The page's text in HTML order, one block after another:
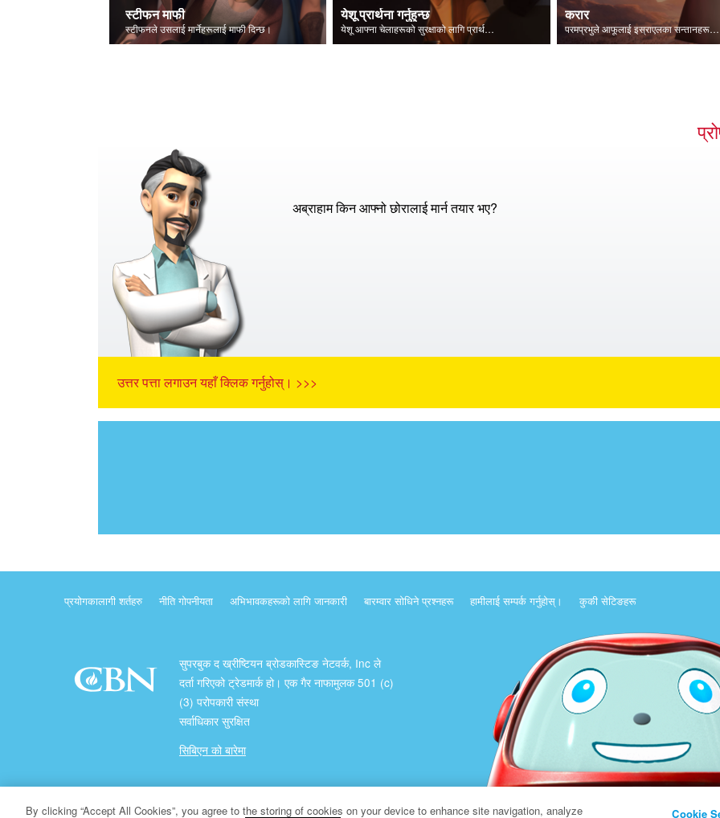
स्टीफन माफी
स्टीफनले उसलाई मार्नेहरूलाई माफी दिन्छ।
येशू प्रार्थना गर्नुहुन्छ
येशू आफ्ना चेलाहरूको सुरक्षाको लागि प्रार्थना गर्नुहुन्छ।
करार
परमप्रभुले आफूलाई इस्राएलका सन्तानहरूलाई प्रकट गर्नुहुन्छ।
अब्राहाम किन आफ्नो छोरालाई मार्न तयार भए?
उत्तर पत्ता लगाउन यहाँ क्लिक गर्नुहोस्। >>>
प्रयोगकालागी शर्तहरु नीति गोपनीयता अभिभावकहरूको लागि जानकारी बारम्वार साेधिने प्रश्नहरू हामीलाई सम्पर्क गर्नुहोस्। कुकी सेटिङहरू
सुपरबुक द ख्रीष्टियन ब्रोडकास्टिङ नेटवर्क, Inc ले
दर्ता गरिएको ट्रेडमार्क हो। एक गैर नाफामुलक 501 (c)
(3) परोपकारी संस्था
सर्वाधिकार सुरक्षित
सिबिएन को बारेमा
प्रतिलिपि अधिकार ख्रीष्टियन ब्रोडकास्टिङ् नेटवर्क
By clicking “Accept All Cookies”, you agree to the storing of cookies on your device to enhance site navigation, analyze Cookie